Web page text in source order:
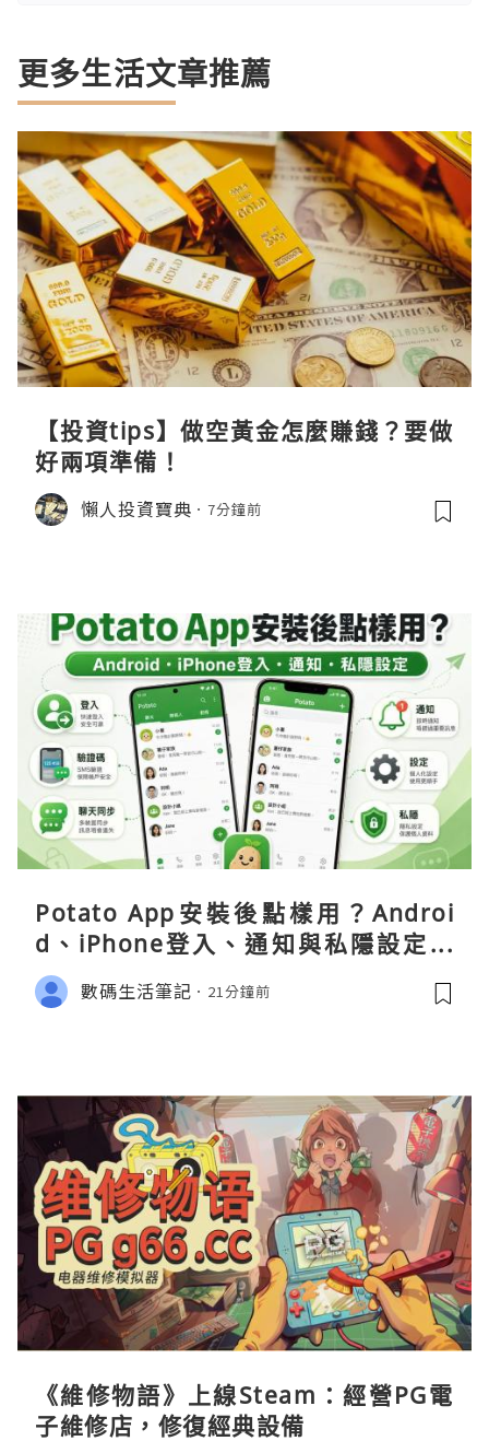
更多生活文章推薦
【投資tips】做空黃金怎麼賺錢？要做
好兩項準備！
懶人投資寶典 7分鐘前
Potato App安裝後點樣用？Androi
d、iPhone登入、通知與私隱設定完
整指南
數碼生活筆記 21分鐘前
《維修物語》上線Steam：經營PG電
子維修店，修復經典設備